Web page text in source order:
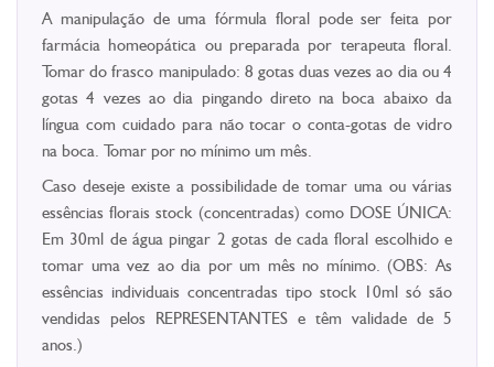
A manipulação de uma fórmula floral pode ser feita por
farmácia homeopática ou preparada por terapeuta floral.
Tomar do frasco manipulado: 8 gotas duas vezes ao dia ou 4
gotas 4 vezes ao dia pingando direto na boca abaixo da
língua com cuidado para não tocar o conta-gotas de vidro
na boca. Tomar por no mínimo um mês.
Caso deseje existe a possibilidade de tomar uma ou várias
essências florais stock (concentradas) como DOSE ÚNICA:
Em 30ml de água pingar 2 gotas de cada floral escolhido e
tomar uma vez ao dia por um mês no mínimo. (OBS: As
essências individuais concentradas tipo stock 10ml só são
vendidas pelos REPRESENTANTES e têm validade de 5
anos.)